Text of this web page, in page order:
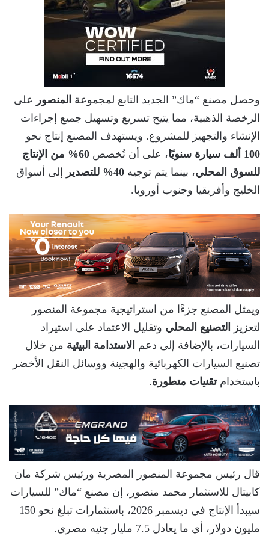
وحصل مصنع “ماك” الجديد التابع لمجموعة المنصور على
الرخصة الذهبية، مما يتيح تسريع وتسهيل جميع إجراءات
الإنشاء والتجهيز للمشروع. ويستهدف المصنع إنتاج نحو
100 ألف سيارة سنويًا
، على أن تُخصص
60% من الإنتاج
للسوق المحلي، بينما يتم توجيه 40% للتصدير
إلى أسواق
الخليج وأفريقيا وجنوب أوروبا.
ويمثل المصنع جزءًا من استراتيجية مجموعة المنصور
لتعزيز
التصنيع المحلي وتقليل الاعتماد على استيراد
السيارات، بالإضافة إلى دعم الاستدامة البيئية من خلال
تصنيع السيارات الكهربائية والهجينة ووسائل النقل الأخضر
باستخدامتقنيات متطورة.
قال رئيس مجموعة المنصور المصرية ورئيس شركة مان
كابيتال للاستثمار محمد منصور، إن مصنع “ماك” للسيارات
سيبدأ الإنتاج في ديسمبر 2026، باستثمارات تبلغ نحو 150
مليون دولار، أي ما يعادل 7.5 مليار جنيه مصري.